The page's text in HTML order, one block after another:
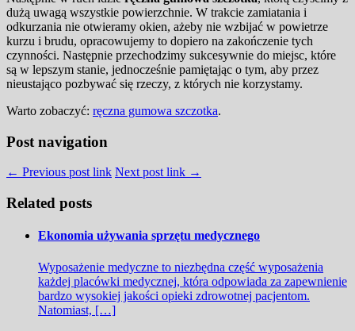
dużą uwagą wszystkie powierzchnie. W trakcie zamiatania i
odkurzania nie otwieramy okien, ażeby nie wzbijać w powietrze
kurzu i brudu, opracowujemy to dopiero na zakończenie tych
czynności. Następnie przechodzimy sukcesywnie do miejsc, które
są w lepszym stanie, jednocześnie pamiętając o tym, aby przez
nieustająco pozbywać się rzeczy, z których nie korzystamy.
Warto zobaczyć: ręczna gumowa szczotka.
Post navigation
← Previous post link Next post link →
Related posts
Ekonomia używania sprzętu medycznego
Wyposażenie medyczne to niezbędna część wyposażenia
każdej placówki medycznej, która odpowiada za zapewnienie
bardzo wysokiej jakości opieki zdrowotnej pacjentom.
Natomiast, […]